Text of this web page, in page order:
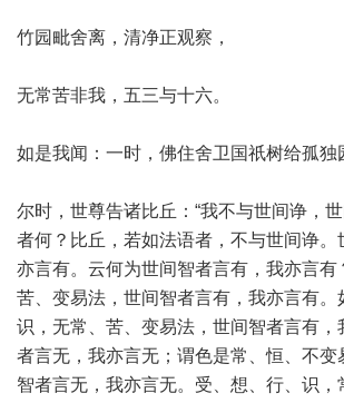
竹园毗舍离，清净正观察，
无常苦非我，五三与十六。
如是我闻：一时，佛住舍卫国祇树给孤独
尔时，世尊告诸比丘：“我不与世间诤，
者何？比丘，若如法语者，不与世间诤。
亦言有。云何为世间智者言有，我亦言有
苦、变易法，世间智者言有，我亦言有。
识，无常、苦、变易法，世间智者言有，
者言无，我亦言无；谓色是常、恒、不变
智者言无，我亦言无。受、想、行、识，